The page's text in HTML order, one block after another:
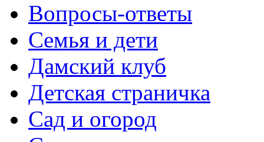
Вопросы-ответы
Семья и дети
Дамский клуб
Детская страничка
Сад и огород